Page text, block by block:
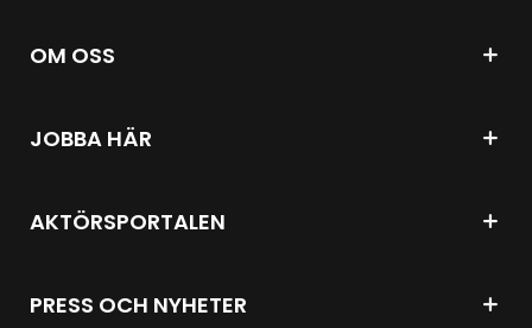
OM OSS
JOBBA HÄR
AKTÖRSPORTALEN
PRESS OCH NYHETER